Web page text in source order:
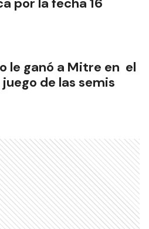
le ganó a Mitre en el
de las semis